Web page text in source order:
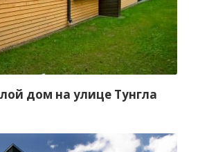
дом на улице Тунгла